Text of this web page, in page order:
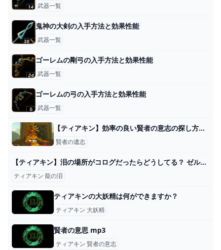
武器一覧
鬼神の大剣の入手方法と効果性能
武器一覧
ゴーレムの剛弓の入手方法と効果性能
武器一覧
ゴーレムの弓の入手方法と効果性能
武器一覧
【ティアキン】効率の良い賢者の意志の探し方は？ ゼルダの伝説ティアキンまとめっち ゼルダの伝説ティアーズ オブ ザ キングダム
賢者の遺志
【ティアキン】泪の場所がコログだったらどうしてる？ ゼルダの伝説ティアキンまとめっち ゼルダの伝説ティアーズ オブ ザ キングダム
ティアキン 龍の泪
ティアキンの大妖精は何ができますか？
ティアキン 大妖精
賢者の意思 mp3
ティアキン 賢者の意志